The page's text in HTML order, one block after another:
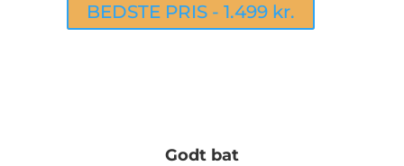
BEDSTE PRIS - 1.499 kr.
Godt bat